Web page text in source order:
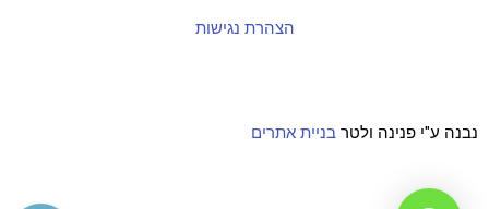
הצהרת נגישות
נבנה ע"י פנינה ולטרבניית אתרים